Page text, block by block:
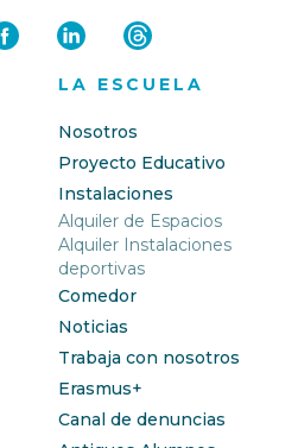
LA ESCUELA
Nosotros
Proyecto Educativo
Instalaciones
Alquiler de Espacios
Alquiler Instalaciones
deportivas
Comedor
Noticias
Trabaja con nosotros
Erasmus+
Canal de denuncias